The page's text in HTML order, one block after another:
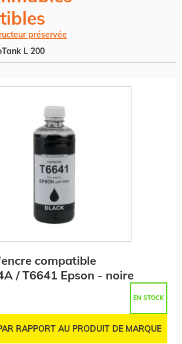
préservée
L 200
compatible
/ T6641 Epson - noire
EN STOCK
RAPPORT AU PRODUIT DE MARQUE